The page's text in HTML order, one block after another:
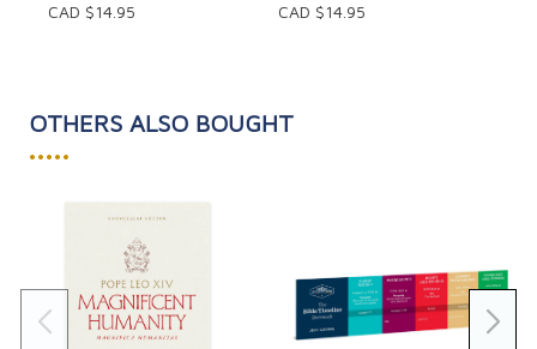
CAD $14.95
CAD $14.95
OTHERS ALSO BOUGHT
•••••